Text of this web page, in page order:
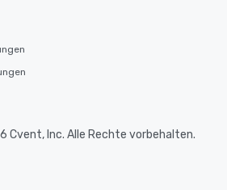
Inc. Alle Rechte vorbehalten.